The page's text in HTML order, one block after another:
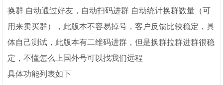
换群 自动通过好友，自动扫码进群 自动统计换群数量（可
用来卖买群），此版本不容易掉号，客户反馈比较稳定，具
体自己测试，此版本有二维码进群，但是换群拉群进群很稳
定，不懂怎么上国外号可以找我们远程
具体功能列表如下